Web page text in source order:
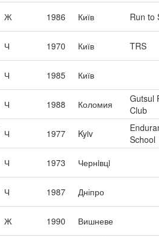
Ж 1986 Київ Run to
Ч 1970 Київ TRS
Ч 1985 Київ
Ч 1988 Коломия
Gutsul
Club
Ч 1977 Kyiv
School
Ч 1973 Чернiвцi
Ч 1987 Дніпро
Ж 1990 Вишневе